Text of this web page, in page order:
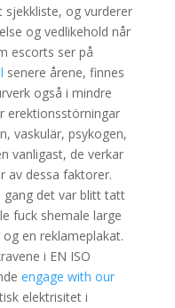
og vurderer
og vedlikehold når
escorts ser på
senere årene, finnes
også i mindre
erektionsstörningar
vaskulär, psykogen,
vanligast, de verkar
av dessa faktorer.
gang det var blitt tatt
fuck shemale large
en reklameplakat.
i EN ISO
engage with our
elektrisitet i